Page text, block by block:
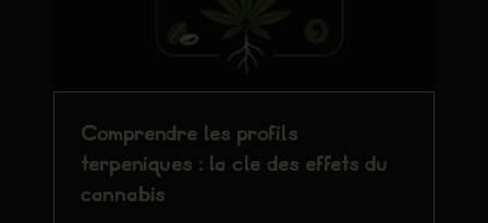
Comprendre les profils
terpéniques : la clé des effets du
cannabis